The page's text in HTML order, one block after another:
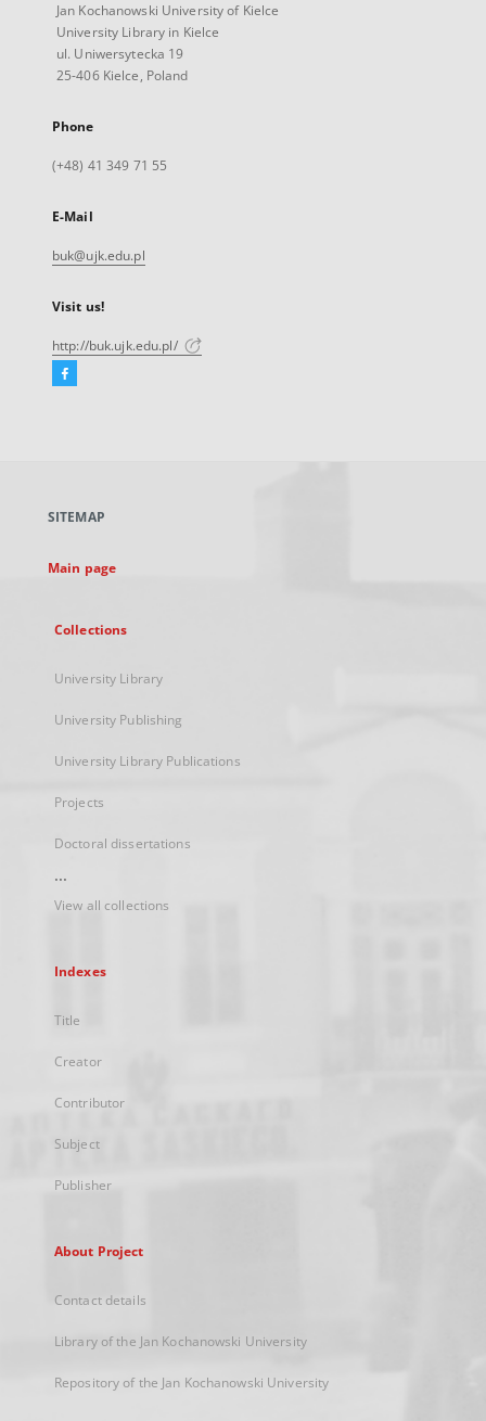
Jan Kochanowski University of Kielce
University Library in Kielce
ul. Uniwersytecka 19
25-406 Kielce, Poland
Phone
(+48) 41 349 71 55
E-Mail
buk@ujk.edu.pl
Visit us!
http://buk.ujk.edu.pl/
Facebook
new
SITEMAP
Main page
Collections
University Library
University Publishing
University Library Publications
Projects
Doctoral dissertations
...
View all collections
Indexes
Title
Creator
Contributor
Subject
Publisher
About Project
Contact details
Library of the Jan Kochanowski University
Repository of the Jan Kochanowski University